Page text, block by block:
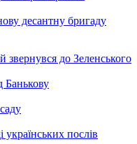
десантну бригаду
до Зеленського
Банькову
послів